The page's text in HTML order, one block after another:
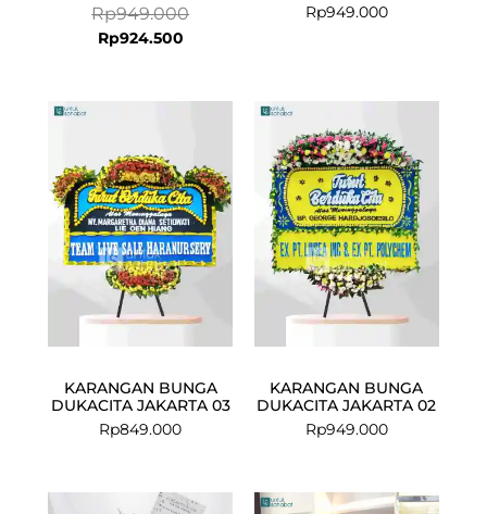
Rp949.000
Rp924.500
Rp949.000
KARANGAN BUNGA
DUKACITA JAKARTA 03
Rp849.000
KARANGAN BUNGA
DUKACITA JAKARTA 02
Rp949.000
Original
Current